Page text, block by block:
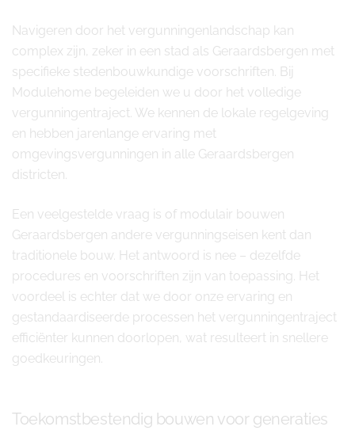
Navigeren door het vergunningenlandschap kan
complex zijn, zeker in een stad als Geraardsbergen met
specifieke stedenbouwkundige voorschriften. Bij
Modulehome begeleiden we u door het volledige
vergunningentraject. We kennen de lokale regelgeving
en hebben jarenlange ervaring met
omgevingsvergunningen in alle Geraardsbergen
districten.
Een veelgestelde vraag is of modulair bouwen
Geraardsbergen andere vergunningseisen kent dan
traditionele bouw. Het antwoord is nee – dezelfde
procedures en voorschriften zijn van toepassing. Het
voordeel is echter dat we door onze ervaring en
gestandaardiseerde processen het vergunningentraject
efficiënter kunnen doorlopen, wat resulteert in snellere
goedkeuringen.
Toekomstbestendig bouwen voor generaties